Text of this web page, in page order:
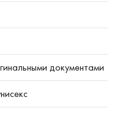
документами